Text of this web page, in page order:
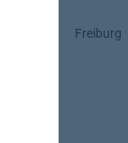
Freiburg